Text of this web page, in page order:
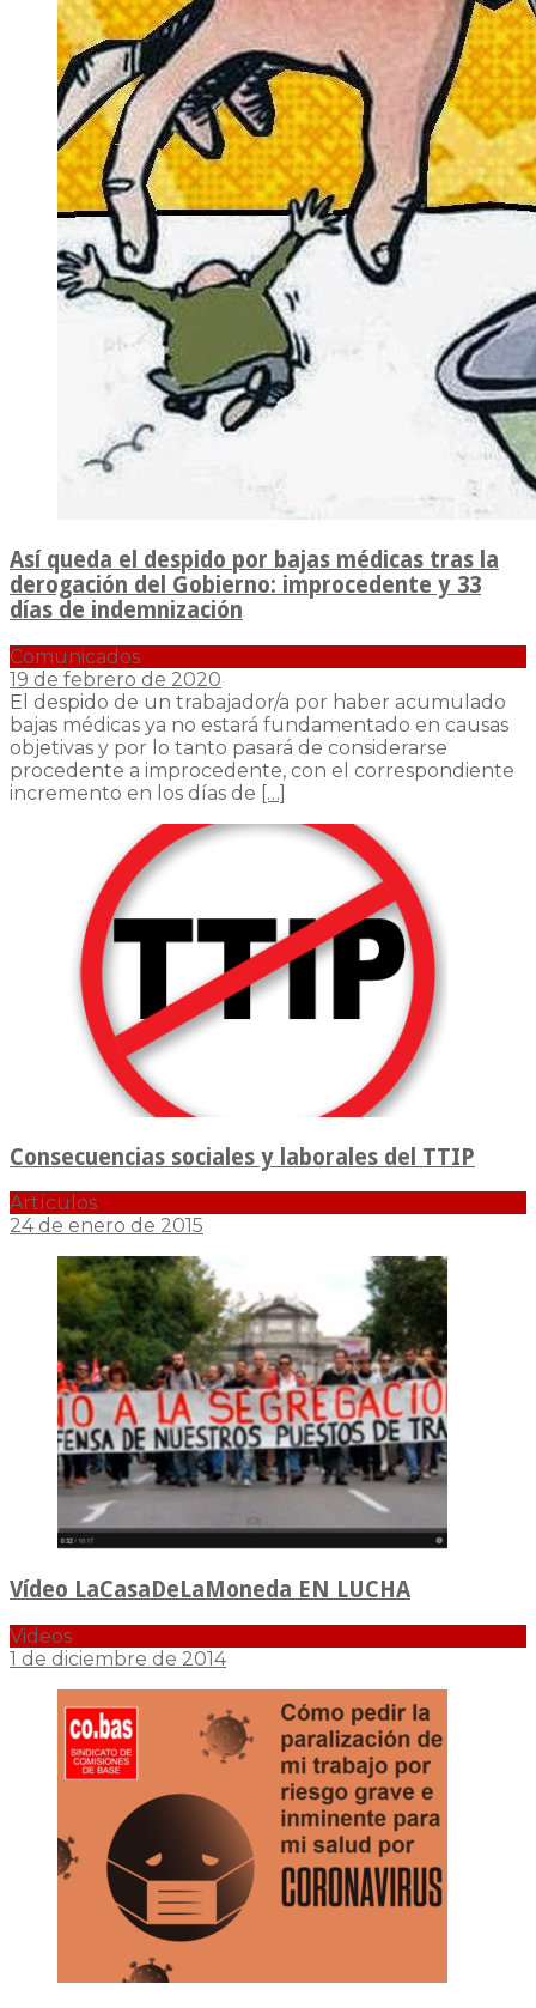
Así queda el despido por bajas médicas tras la
derogación del Gobierno: improcedente y 33
días de indemnización
Comunicados
19 de febrero de 2020
El despido de un trabajador/a por haber acumulado
bajas médicas ya no estará fundamentado en causas
objetivas y por lo tanto pasará de considerarse
procedente a improcedente, con el correspondiente
incremento en los días de […]
Consecuencias sociales y laborales del TTIP
Artículos
24 de enero de 2015
Vídeo LaCasaDeLaMoneda EN LUCHA
Videos
1 de diciembre de 2014